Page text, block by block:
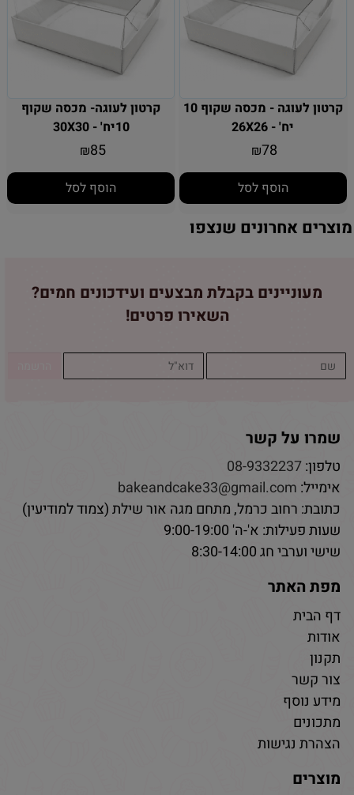
קרטון לעוגה - מכסה שקוף 10
יח' - 26X26
₪78
הוסף לסל
קרטון לעוגה- מכסה שקוף
10יח' - 30X30
₪85
הוסף לסל
מוצרים אחרונים שנצפו
מעוניינים בקבלת מבצעים ועידכונים חמים?
השאירו פרטים!
שמרו על קשר
טלפון:08-9332237
אימייל: bakeandcake33@gmail.com
כתובת: רחוב כרמל, מתחם מגה אור שילת (צמוד למודיעין)
שעות פעילות: א'-ה' 9:00-19:00
שישי וערבי חג 8:30-14:00
מפת האתר
דף הבית
אודות
תקנון
צור קשר
מידע נוסף
מתכונים
הצהרת נגישות
מוצרים